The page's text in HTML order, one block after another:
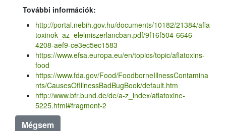
További információk:
http://portal.nebih.gov.hu/documents/10182/21384/afla
toxinok_az_elelmiszerlancban.pdf/9f16f504-6646-
4208-aef9-ce3ec5ec1583
https://www.efsa.europa.eu/en/topics/topic/aflatoxins-
food
https://www.fda.gov/Food/FoodborneIllnessContamina
nts/CausesOfIllnessBadBugBook/default.htm
http://www.bfr.bund.de/de/a-z_index/aflatoxine-
5225.html#fragment-2
Mégsem